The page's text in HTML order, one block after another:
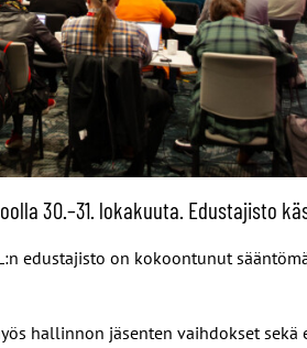
30.–31. lokakuuta. Edustajisto
edustajisto on kokoontunut
hallinnon jäsenten vaihdokset